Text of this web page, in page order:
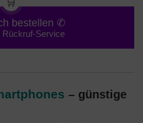
bestellen ✆
Rückruf-Service
– günstige